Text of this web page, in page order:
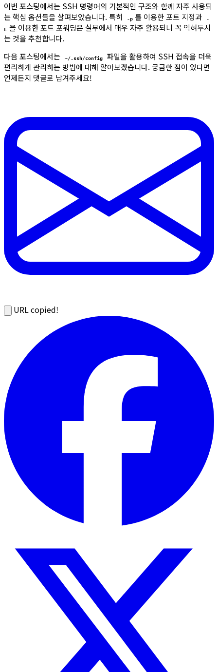
이번 포스팅에서는 SSH 명령어의 기본적인 구조와 함께 자주 사용되
는 핵심 옵션들을 살펴보았습니다. 특히
-p 를 이용한 포트 지정과
-
L
을 이용한 포트 포워딩은 실무에서 매우 자주 활용되니 꼭 익혀두시
는 것을 추천합니다.
다음 포스팅에서는
~/.ssh/config
파일을 활용하여 SSH 접속을 더욱
편리하게 관리하는 방법에 대해 알아보겠습니다. 궁금한 점이 있다면
언제든지 댓글로 남겨주세요!
URL copied!